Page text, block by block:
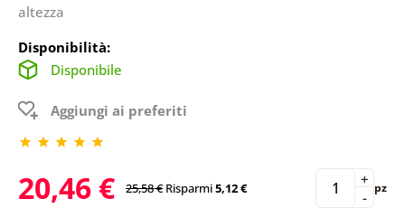
altezza
Disponibilità:
Disponibile
Aggiungi ai preferiti
20,46 € 25,58 € Risparmi5,12 € -
+ pz